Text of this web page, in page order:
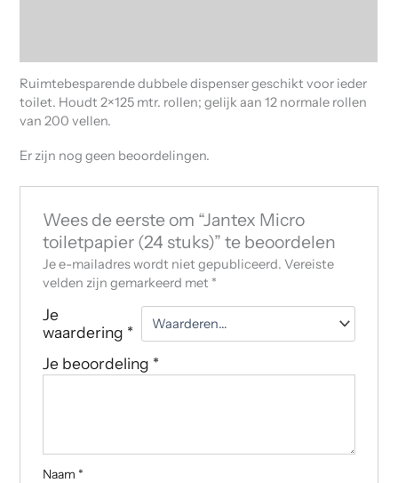
Ruimtebesparende dubbele dispenser geschikt voor ieder
toilet. Houdt 2×125 mtr. rollen; gelijk aan 12 normale rollen
van 200 vellen.
Er zijn nog geen beoordelingen.
Wees de eerste om “Jantex Micro
toiletpapier (24 stuks)” te beoordelen
Je e-mailadres wordt niet gepubliceerd. Vereiste
velden zijn gemarkeerd met *
Je
waardering *
Je beoordeling *
Naam *